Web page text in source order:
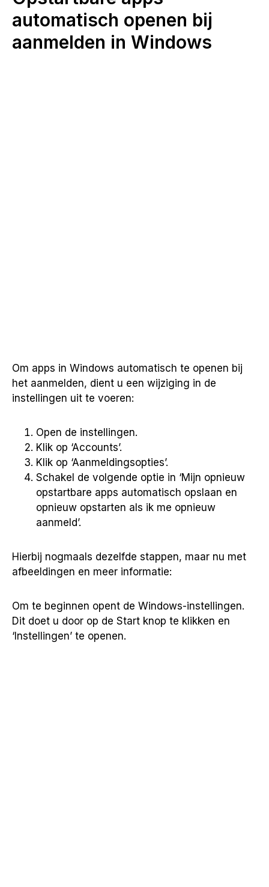
automatisch openen bij
aanmelden in Windows
Om apps in Windows automatisch te openen bij
het aanmelden, dient u een wijziging in de
instellingen uit te voeren:
Open de instellingen.
Klik op ‘Accounts’.
Klik op ‘Aanmeldingsopties’.
Schakel de volgende optie in ‘Mijn opnieuw
opstartbare apps automatisch opslaan en
opnieuw opstarten als ik me opnieuw
aanmeld’.
Hierbij nogmaals dezelfde stappen, maar nu met
afbeeldingen en meer informatie:
Om te beginnen opent de Windows-instellingen.
Dit doet u door op de Start knop te klikken en
‘Instellingen’ te openen.